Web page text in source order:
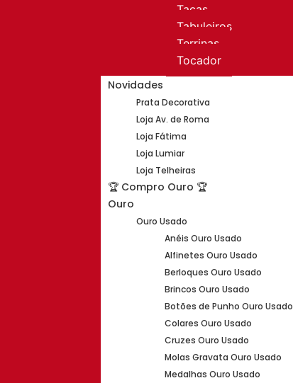
Taças
Tabuleiros
Terrinas
Tocador
Novidades
Prata Decorativa
Loja Av. de Roma
Loja Fátima
Loja Lumiar
Loja Telheiras
🏆 Compro Ouro 🏆
Ouro
Ouro Usado
Anéis Ouro Usado
Alfinetes Ouro Usado
Berloques Ouro Usado
Brincos Ouro Usado
Botões de Punho Ouro Usado
Colares Ouro Usado
Cruzes Ouro Usado
Molas Gravata Ouro Usado
Medalhas Ouro Usado